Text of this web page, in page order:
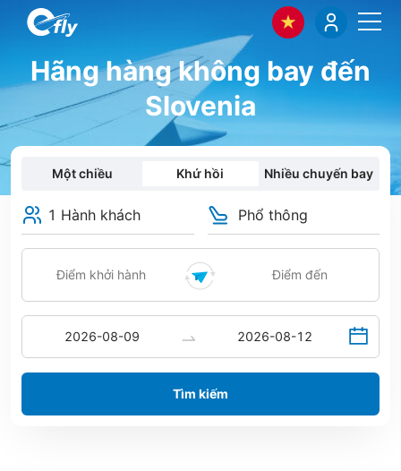
Hãng hàng không bay đến
Slovenia
Một chiều Khứ hồi Nhiều chuyến bay
1 Hành khách Phổ thông
Tìm kiếm